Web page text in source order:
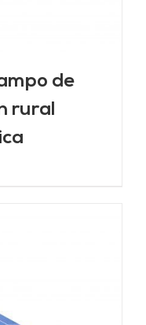
de
rural